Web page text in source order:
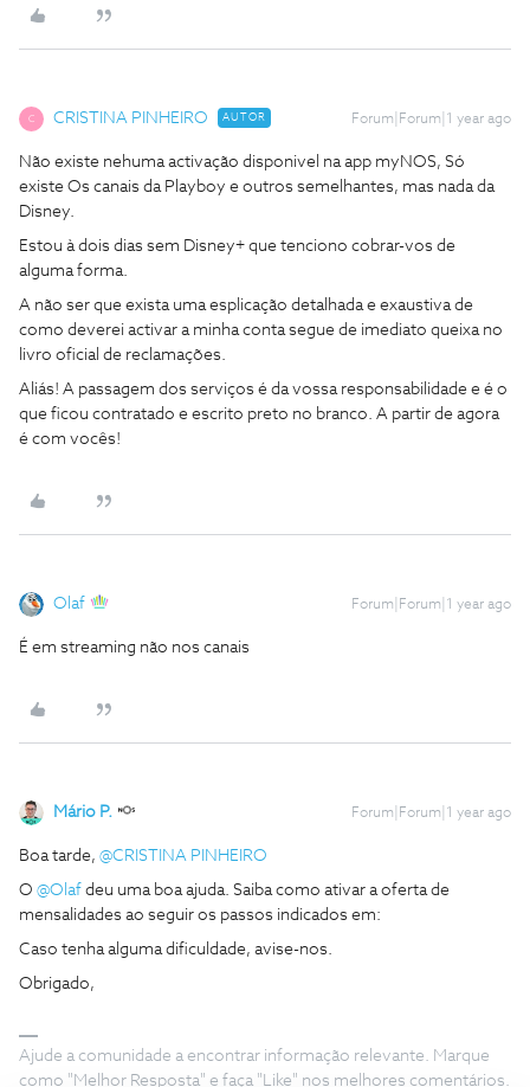
C CRISTINA PINHEIRO AUTOR Forum|Forum|1 year ago
Não existe nehuma activação disponivel na app myNOS, Só
existe Os canais da Playboy e outros semelhantes, mas nada da
Disney.
Estou à dois dias sem Disney+ que tenciono cobrar-vos de
alguma forma.
A não ser que exista uma esplicação detalhada e exaustiva de
como deverei activar a minha conta segue de imediato queixa no
livro oficial de reclamações.
Aliás! A passagem dos serviços é da vossa responsabilidade e é o
que ficou contratado e escrito preto no branco. A partir de agora
é com vocês!
Olaf Forum|Forum|1 year ago
É em streaming não nos canais
Mário P. Forum|Forum|1 year ago
Boa tarde, @CRISTINA PINHEIRO
O @Olaf deu uma boa ajuda. Saiba como ativar a oferta de
mensalidades ao seguir os passos indicados em:
Caso tenha alguma dificuldade, avise-nos.
Obrigado,
Ajude a comunidade a encontrar informação relevante. Marque
como "Melhor Resposta" e faça "Like" nos melhores comentários.